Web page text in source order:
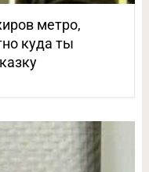
метро,
куда ты